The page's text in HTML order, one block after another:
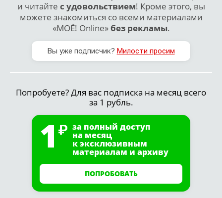
и читайте с удовольствием! Кроме этого, вы
можете знакомиться со всеми материалами
«МОЁ! Online»без рекламы.
Вы уже подписчик? Милости просим
Попробуете? Для вас подписка на месяц всего
за 1 рубль.
1 за полный доступ
на месяц
к эксклюзивным
материалам и архиву
ПОПРОБОВАТЬ